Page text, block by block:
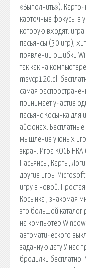
«Выполнить»).
карточные фокусы в
которую входят:
пасьянсы (30 игр),
появлении ошибки
так как на
msvcp120.dll
самая
принимает участие
пасьянс Косынка для
айфонах. Бесплатные
мышление у юных
экран. Игра КОСЫНКА
Пасьянсы, Карты,
другие игры Microsoft
игру в новой.
Косынка , знакомая
это большой
на компьютер
автоматического
заданную дату У нас
бродилки